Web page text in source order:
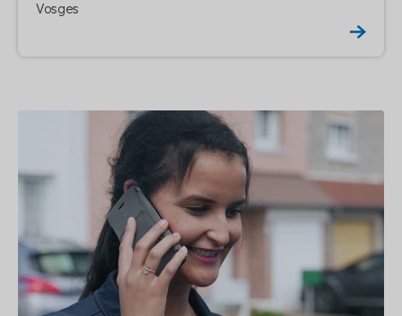
Vosges